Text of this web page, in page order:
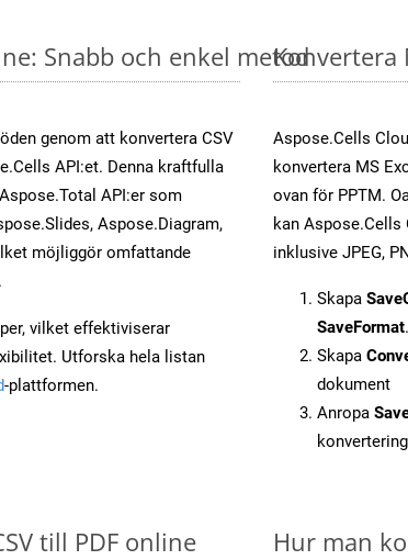
Snabb och enkel metod
genom att konvertera CSV
API:et. Denna kraftfulla
API:er som
Aspose.Diagram,
möjliggör omfattande
vilket effektiviserar
Utforska hela listan
-plattformen.
Konvertera
Aspose.Cells
konvertera MS
ovan för PPTM.
kan
inklusive JPEG,
Skapa
SaveFormat.
Skapa
dokument
Anropa
till PDF online Hur man